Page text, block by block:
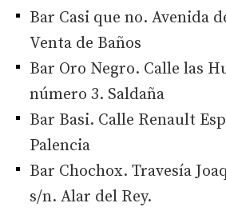
Bar Casi que no. Avenida
Venta de Baños
Bar Oro Negro. Calle las
número 3. Saldaña
Bar Basi. Calle Renault
Palencia
Bar Chochox. Travesía
s/n. Alar del Rey.